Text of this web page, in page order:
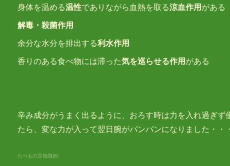
身体を温める温性でありながら血熱を取る涼血作用がある
解毒・殺菌作用
余分な水分を排出する利水作用
香りのある食べ物には滞った気を巡らせる作用がある
辛み成分がうまく出るように、おろす時は力を入れ過ぎ
たら、変な力が入って翌日腕がパンパンになりました・・
たべもの豆知識(6)